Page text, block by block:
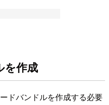
を作成
ドバンドルを作成する必要